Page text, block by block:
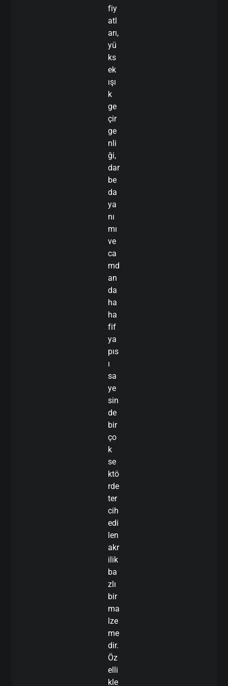
fiy
atl
arı,
yü
ks
ek
ışı
k
ge
çir
ge
nli
ği,
dar
be
da
ya
nı
mı
ve
ca
md
an
da
ha
ha
fif
ya
pıs
ı
sa
ye
sin
de
bir
ço
k
se
ktö
rde
ter
cih
edi
len
akr
ilik
ba
zlı
bir
ma
lze
me
dir.
Öz
elli
kle